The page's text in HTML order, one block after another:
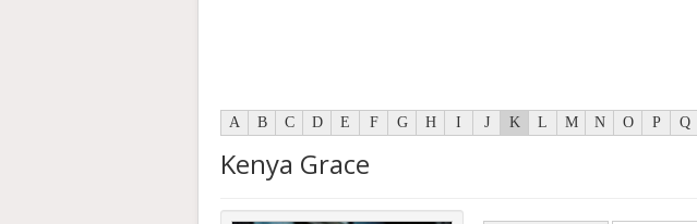
A B C D E F G H I J K L M N O P Q
Kenya Grace